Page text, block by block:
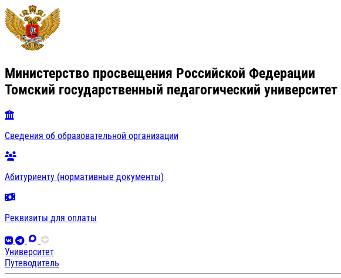
Министерство просвещения Российской Федерации
Томский государственный педагогический университет
Сведения об образовательной организации
Абитуриенту (нормативные документы)
Реквизиты для оплаты
Университет
Путеводитель